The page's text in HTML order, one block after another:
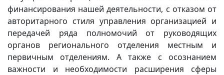
финансирования нашей деятельности, с отказом от
авторитарного стиля управления организацией и
передачей ряда полномочий от руководящих
органов регионального отделения местным и
первичным отделениям. А также с осознанием
важности и необходимости расширения сферы